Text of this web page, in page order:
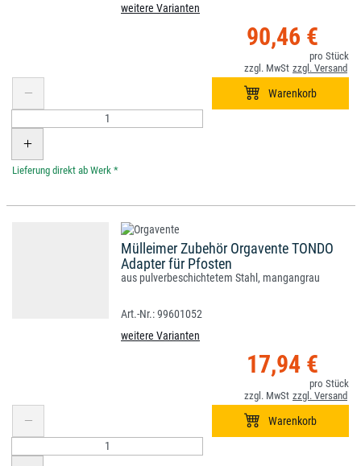
weitere Varianten
90,46 €
*
Mülleimer Zubehör Orgavente TONDO
Adapter für Pfosten
aus pulverbeschichtetem Stahl, mangangrau
99601052
weitere Varianten
17,94 €